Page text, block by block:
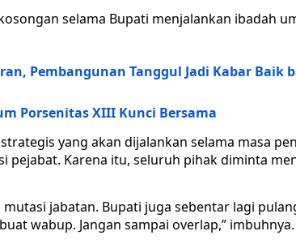
selama Bupati menjalankan ibadah
Pembangunan Tanggul Jadi Kabar Baik
Porsenitas XIII Kunci Bersama
yang akan dijalankan selama masa
pejabat. Karena itu, seluruh pihak diminta
jabatan. Bupati juga sebentar lagi
wabup. Jangan sampai overlap,” imbuhnya.